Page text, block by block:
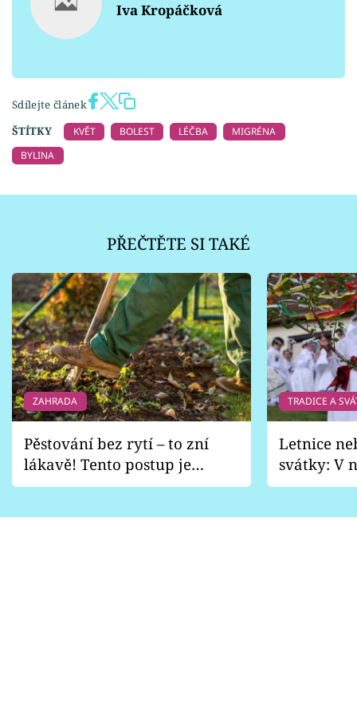
Iva Kropáčková
Sdílejte článek
ŠTÍTKY
KVĚT BOLEST LÉČBA
MIGRÉNA
BYLINA
PŘEČTĚTE SI TAKÉ
ZAHRADA
Pěstování bez rytí – to zní
lákavě! Tento postup je
vhodný jen pro některé
TRADICE A
Letnice
svátky: V
pondělí